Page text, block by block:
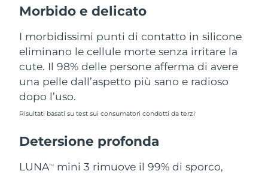
Morbido e delicato
I morbidissimi punti di contatto in silicone
eliminano le cellule morte senza irritare la
cute. Il 98% delle persone afferma di avere
una pelle dall’aspetto più sano e radioso
dopo l’uso.
Risultati basati su test sui consumatori condotti da terzi
Detersione profonda
LUNATM
mini 3 rimuove il 99% di sporco,
Filippine
Polonia Consegna stimata8/10/26
Portogallo Consegna stimata8/9/26
Portorico